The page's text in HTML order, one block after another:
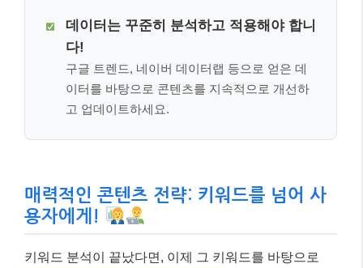
데이터는 꾸준히 분석하고 적용해야 합니
다!
구글 트렌드, 네이버 데이터랩 등으로 얻은 데
이터를 바탕으로 콘텐츠를 지속적으로 개선하
고 업데이트하세요.
매력적인 콘텐츠 전략: 키워드를 넘어 사
용자에게!
키워드 분석이 끝났다면, 이제 그 키워드를 바탕으로